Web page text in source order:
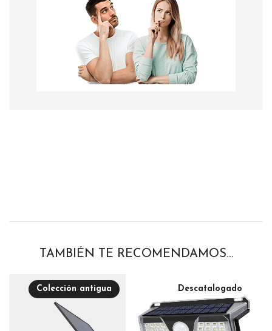
TAMBIÉN TE RECOMENDAMOS…
Colección antigua Descatalogado